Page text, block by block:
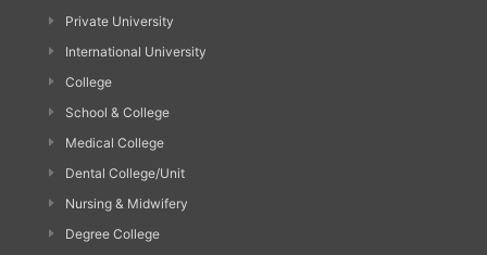
Private University
International University
College
School & College
Medical College
Dental College/Unit
Nursing & Midwifery
Degree College